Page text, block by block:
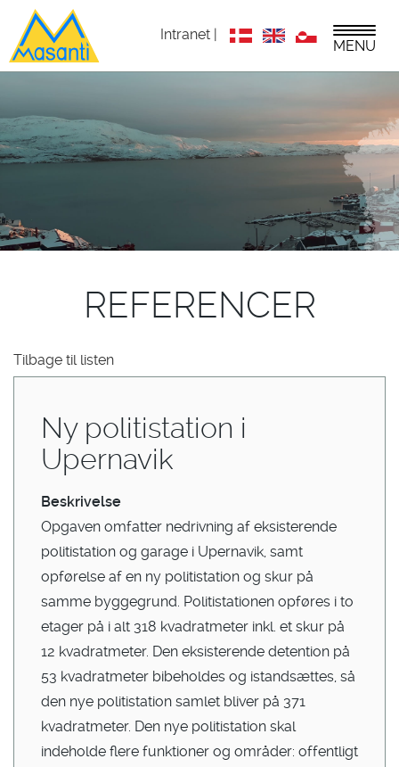
Intranet |
REFERENCER
Tilbage til listen
Ny politistation i
Upernavik
Beskrivelse
Opgaven omfatter nedrivning af eksisterende
politistation og garage i Upernavik, samt
opførelse af en ny politistation og skur på
samme byggegrund. Politistationen opføres i to
etager på i alt 318 kvadratmeter inkl. et skur på
12 kvadratmeter. Den eksisterende detention på
53 kvadratmeter bibeholdes og istandsættes, så
den nye politistation samlet bliver på 371
kvadratmeter. Den nye politistation skal
indeholde flere funktioner og områder: offentligt
MENU